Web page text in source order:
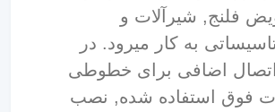
فلنج, شیرآلات و
به کار میرود. در
اتصال اضافی برای خطوطی
فوق استفاده شده, نصب